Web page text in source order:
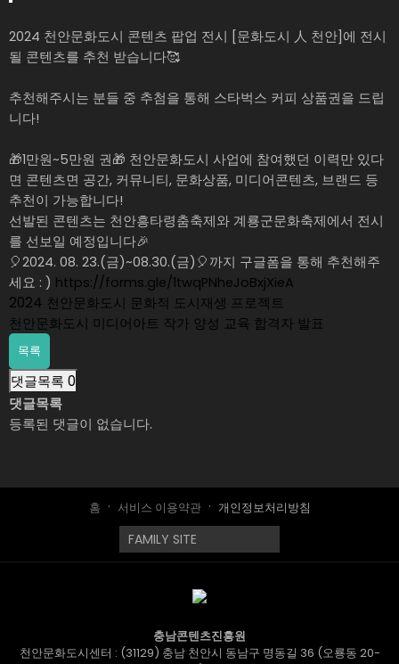
2024 천안문화도시 콘텐츠 팝업 전시 [문화도시 人 천안]에 전시
될 콘텐츠를 추천 받습니다🥰
추천해주시는 분들 중 추첨을 통해 스타벅스 커피 상품권을 드립
니다!
🎁1만원~5만원 권🎁 천안문화도시 사업에 참여했던 이력만 있다
면 콘텐츠면 공간, 커뮤니티, 문화상품, 미디어콘텐츠, 브랜드 등
추천이 가능합니다!
선발된 콘텐츠는 천안흥타령춤축제와 계룡군문화축제에서 전시
를 선보일 예정입니다🎉
🎈2024. 08. 23.(금)~08.30.(금)🎈까지 구글폼을 통해 추천해주
세요 : ) https://forms.gle/1twqPNheJoBxjXieA
2024 천안문화도시 문화적 도시재생 프로젝트
천안문화도시 미디어아트 작가 양성 교육 합격자 발표
목록
댓글목록 0
댓글목록
등록된 댓글이 없습니다.
홈 서비스 이용약관 개인정보처리방침
충남콘텐츠진흥원
천안문화도시센터 : (31129) 충남 천안시 동남구 명동길 36 (오룡동 20-